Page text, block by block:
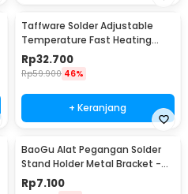
Taffware Solder Adjustable
Temperature Fast Heating
60W with 5 Tips - CS-31 A
Rp32.700
Rp59.900 46%
+ Keranjang
BaoGu Alat Pegangan Solder
Stand Holder Metal Bracket -
DBL-X10
Rp7.100